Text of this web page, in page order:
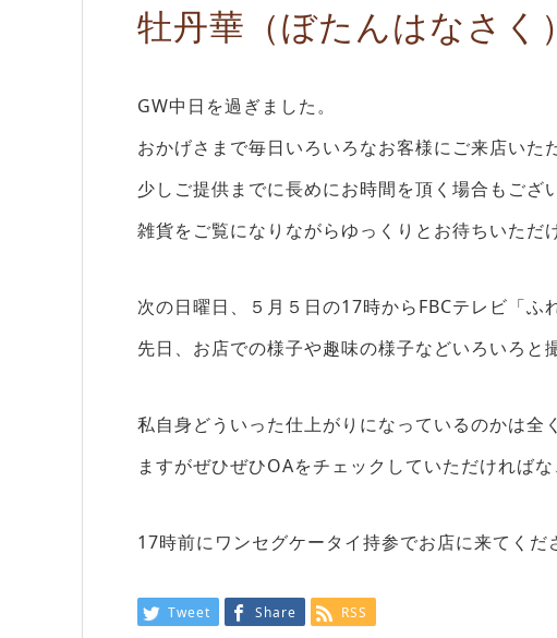
牡丹華（ぼたんはなさく
GW中日を過ぎました。
おかげさまで毎日いろいろなお客様にご来店いた
少しご提供までに長めにお時間を頂く場合もござ
雑貨をご覧になりながらゆっくりとお待ちいただ
次の日曜日、５月５日の17時からFBCテレビ「ふ
先日、お店での様子や趣味の様子などいろいろと
私自身どういった仕上がりになっているのかは全
ますがぜひぜひOAをチェックしていただければな
17時前にワンセグケータイ持参でお店に来てくだ
Tweet Share RSS